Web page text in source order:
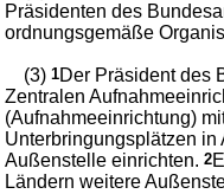
Präsidenten des
ordnungsgemäße
(3)1Der Präsident des
Zentralen
(Aufnahmeeinrichtung)
Unterbringungsplätzen in
Außenstelle einrichten.2
Ländern weitere